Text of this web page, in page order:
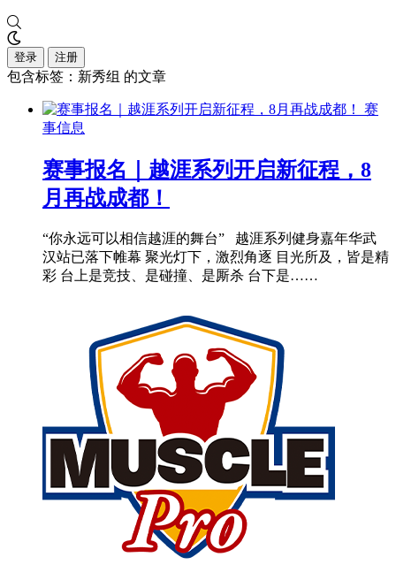
登录 注册
包含标签：新秀组 的文章
赛
事信息
赛事报名｜越涯系列开启新征程，8
月再战成都！
“你永远可以相信越涯的舞台” 越涯系列健身嘉年华武
汉站已落下帷幕 聚光灯下，激烈角逐 目光所及，皆是精
彩 台上是竞技、是碰撞、是厮杀 台下是……